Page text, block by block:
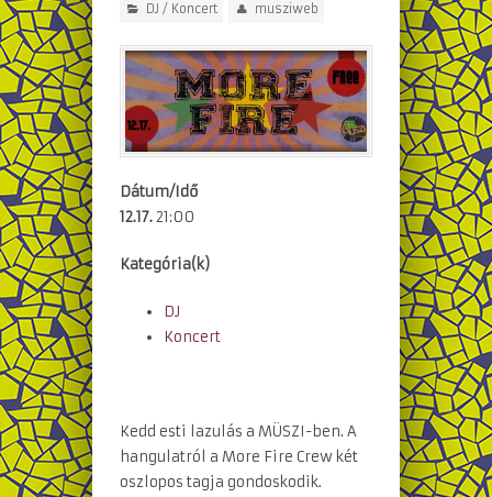
DJ / Koncert musziweb
Dátum/Idő
12.17.21:00
Kategória(k)
DJ
Koncert
Kedd esti lazulás a MÜSZI-ben. A
hangulatról a More Fire Crew két
oszlopos tagja gondoskodik.